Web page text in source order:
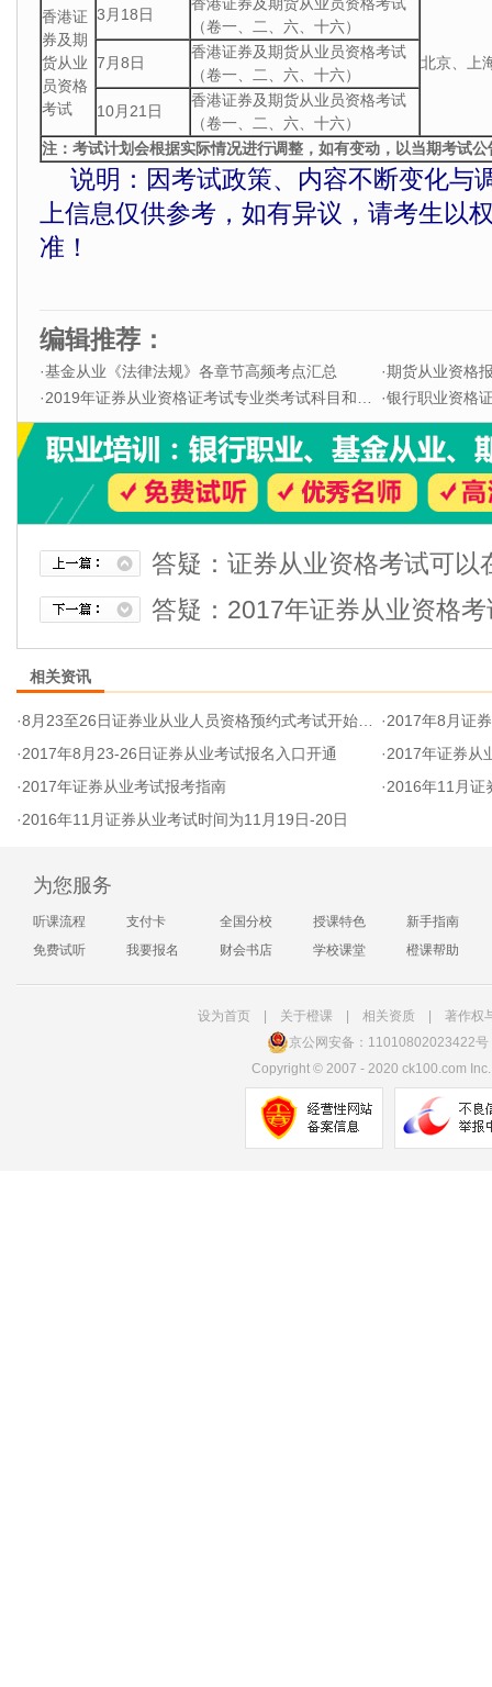
香港证
券及期
货从业
员资格
考试
3月18日
（卷一、二、六、十六）
北京、上
7月8日
香港证券及期货从业员资格考试
（卷一、二、六、十六）
10月21日
香港证券及期货从业员资格考试
（卷一、二、六、十六）
注：考试计划会根据实际情况进行调整，如有变动，以当期考试公
说明：因考试政策、内容不断变化与
上信息仅供参考，如有异议，请考生以
准！
编辑推荐：
·基金从业《法律法规》各章节高频考点汇总 ·期货从业资格
·2019年证券从业资格证考试专业类考试科目和题型 ·银行职业资格证
答疑：证券从业资格考试可以
答疑：2017年证券从业资格
相关资讯
·8月23至26日证券业从业人员资格预约式考试开始报名 ·2017年8月证
·2017年8月23-26日证券从业考试报名入口开通 ·2017年证券从
·2017年证券从业考试报考指南 ·2016年11月证
·2016年11月证券从业考试时间为11月19日-20日
为您服务
听课流程 支付卡 全国分校 授课特色
新手指南
免费试听
我要报名 财会书店 学校课堂 橙课帮助
设为首页| 关于橙课| 相关资质
著作权
京公网安备：11010802023422号
Copyright ©2007 - 2020 ck100.com